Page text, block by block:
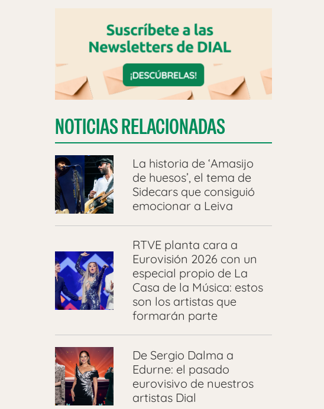
NOTICIAS RELACIONADAS
La historia de ‘Amasijo
de huesos’, el tema de
Sidecars que consiguió
emocionar a Leiva
RTVE planta cara a
Eurovisión 2026 con un
especial propio de La
Casa de la Música: estos
son los artistas que
formarán parte
⁠De Sergio Dalma a
Edurne: el pasado
eurovisivo de nuestros
artistas Dial